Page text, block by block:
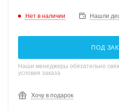
Нет в наличии Нашли
ПОД
Наши менеджеры обязательно
условия заказа
Хочу в подарок